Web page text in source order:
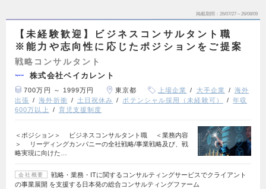
掲載期間 26/07/27～26/08/09
【未経験歓迎】ビジネスコンサルタント職
※能力や志向性に応じたポジションをご提案
戦略コンサルタント
株式会社ベイカレント
700万円 ～ 1999万円 東京都 上場企業 大手企業
海外
出張
海外折衝 土日祝休み ポテンシャル採用（未経験可）
年収
600万以上
育児支援制度
＜ポジション＞ ビジネスコンサルタント職 ＜業務内容
＞ リーディングカンパニーの全社戦略/事業戦略及び、戦
略実現に向けた…
会社概要
戦略・業務・ITに関するコンサルティングサービスでクライアント
の事業展開 を支援する日本発の総合コンサルティングファーム